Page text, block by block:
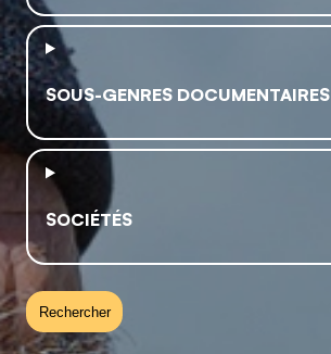
SOUS-GENRES DOCUMENTAIRES
SOCIÉTÉS
Rechercher